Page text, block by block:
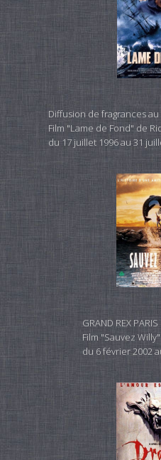
Diffusion de fragrances au
Film "Lame de Fond" de
du 17 juillet 1996 au 31
GRAND REX PARIS
Film "Sauvez
du 6 février 2002